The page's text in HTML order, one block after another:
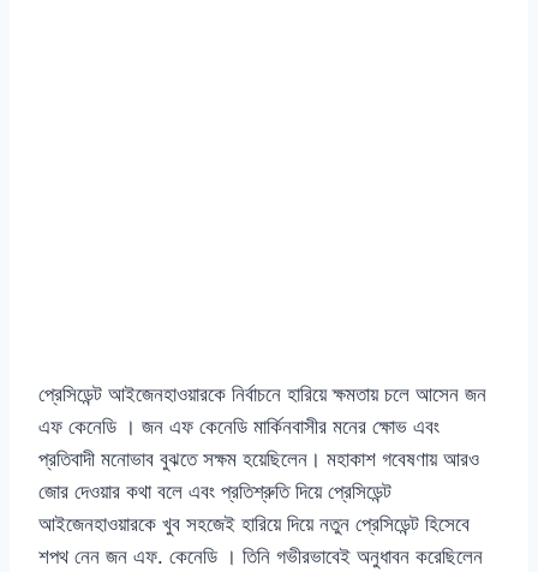
প্রেসিডেন্ট আইজেনহাওয়ারকে নির্বাচনে হারিয়ে ক্ষমতায় চলে আসেন জন
এফ কেনেডি । জন এফ কেনেডি মার্কিনবাসীর মনের ক্ষোভ এবং
প্রতিবাদী মনোভাব বুঝতে সক্ষম হয়েছিলেন। মহাকাশ গবেষণায় আরও
জোর দেওয়ার কথা বলে এবং প্রতিশ্রুতি দিয়ে প্রেসিডেন্ট
আইজেনহাওয়ারকে খুব সহজেই হারিয়ে দিয়ে নতুন প্রেসিডেন্ট হিসেবে
শপথ নেন জন এফ. কেনেডি । তিনি গভীরভাবেই অনুধাবন করেছিলেন